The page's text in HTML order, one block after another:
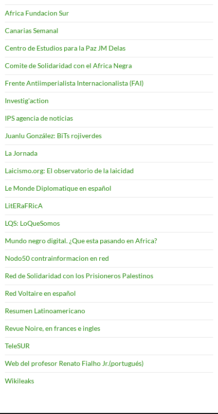
Africa Fundacion Sur
Canarias Semanal
Centro de Estudios para la Paz JM Delas
Comite de Solidaridad con el Africa Negra
Frente Antiimperialista Internacionalista (FAI)
Investig'action
IPS agencia de noticias
Juanlu González: BiTs rojiverdes
La Jornada
Laicismo.org: El observatorio de la laicidad
Le Monde Diplomatique en español
LitERaFRicA
LQS: LoQueSomos
Mundo negro digital. ¿Que esta pasando en Africa?
Nodo50 contrainformacion en red
Red de Solidaridad con los Prisioneros Palestinos
Red Voltaire en español
Resumen Latinoamericano
Revue Noire, en frances e ingles
TeleSUR
Web del profesor Renato Fialho Jr.(portugués)
Wikileaks